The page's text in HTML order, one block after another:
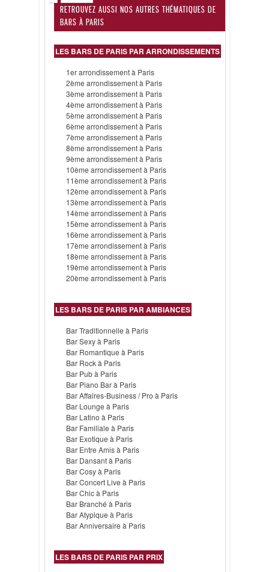
RETROUVEZ AUSSI NOS AUTRES THÉMATIQUES DE
BARS À PARIS
LES BARS DE PARIS PAR ARRONDISSEMENTS
1er arrondissement à Paris
2ème arrondissement à Paris
3ème arrondissement à Paris
4ème arrondissement à Paris
5ème arrondissement à Paris
6ème arrondissement à Paris
7ème arrondissement à Paris
8ème arrondissement à Paris
9ème arrondissement à Paris
10ème arrondissement à Paris
11ème arrondissement à Paris
12ème arrondissement à Paris
13ème arrondissement à Paris
14ème arrondissement à Paris
15ème arrondissement à Paris
16ème arrondissement à Paris
17ème arrondissement à Paris
18ème arrondissement à Paris
19ème arrondissement à Paris
20ème arrondissement à Paris
LES BARS DE PARIS PAR AMBIANCES
Bar Traditionnelle à Paris
Bar Sexy à Paris
Bar Romantique à Paris
Bar Rock à Paris
Bar Pub à Paris
Bar Piano Bar à Paris
Bar Affaires-Business / Pro à Paris
Bar Lounge à Paris
Bar Latino à Paris
Bar Familiale à Paris
Bar Exotique à Paris
Bar Entre Amis à Paris
Bar Dansant à Paris
Bar Cosy à Paris
Bar Concert Live à Paris
Bar Chic à Paris
Bar Branché à Paris
Bar Atypique à Paris
Bar Anniversaire à Paris
LES BARS DE PARIS PAR PRIX